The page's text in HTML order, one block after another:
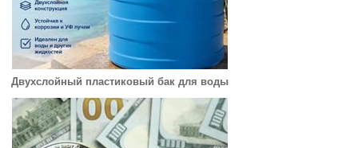
Двухслойный пластиковый бак для воды